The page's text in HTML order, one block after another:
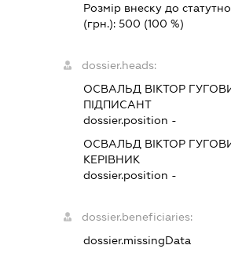
Розмір внеску до
(грн.): 500 (100 %)
dossier.heads:
ОСВАЛЬД ВІКТОР
ПІДПИСАНТ
dossier.position -
ОСВАЛЬД ВІКТОР
КЕРІВНИК
dossier.position -
dossier.beneficiaries:
dossier.missingData